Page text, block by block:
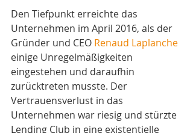
Den Tiefpunkt erreichte das
Unternehmen im April 2016, als der
Gründer und CEO Renaud Laplanche
einige Unregelmäßigkeiten
eingestehen und daraufhin
zurücktreten musste. Der
Vertrauensverlust in das
Unternehmen war riesig und stürzte
Lending Club in eine existentielle